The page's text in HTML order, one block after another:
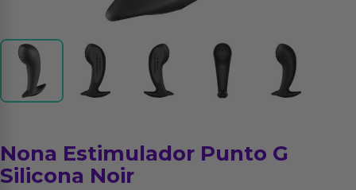
Nona Estimulador Punto G
Silicona Noir